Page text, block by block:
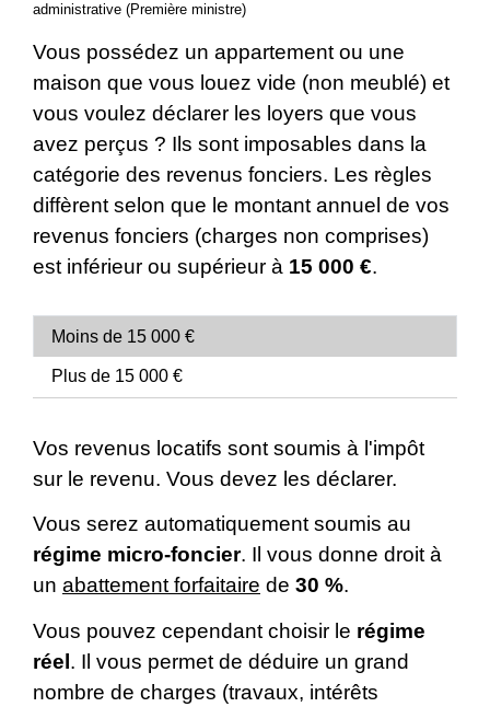
administrative (Première ministre)
Vous possédez un appartement ou une
maison que vous louez vide (non meublé) et
vous voulez déclarer les loyers que vous
avez perçus ? Ils sont imposables dans la
catégorie des revenus fonciers. Les règles
diffèrent selon que le montant annuel de vos
revenus fonciers (charges non comprises)
est inférieur ou supérieur à 15 000 €.
Moins de 15 000 €
Plus de 15 000 €
Vos revenus locatifs sont soumis à l'impôt
sur le revenu. Vous devez les déclarer.
Vous serez automatiquement soumis au
régime micro-foncier. Il vous donne droit à
un abattement forfaitaire de 30 %.
Vous pouvez cependant choisir le régime
réel. Il vous permet de déduire un grand
nombre de charges (travaux, intérêts